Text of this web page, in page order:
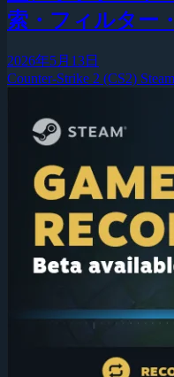
索・フィルター
2026年5月13日
Counter-Strike 2 (CS2) Steam